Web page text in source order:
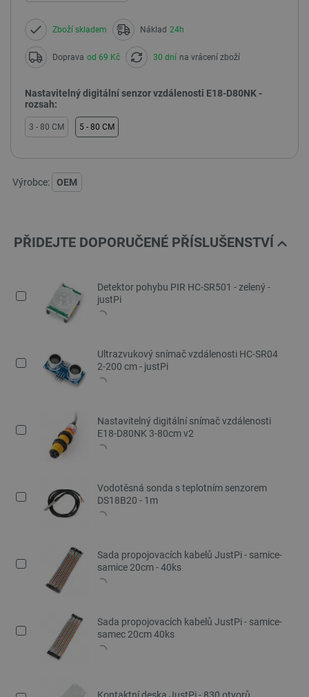
Zboží skladem Náklad 24h
Doprava od 69 Kč 30 dní na vrácení zboží
Nastavitelný digitální senzor vzdálenosti E18-D80NK -
rozsah:
3 - 80 CM 5 - 80 CM
Výrobce: OEM
PŘIDEJTE DOPORUČENÉ PŘÍSLUŠENSTVÍ
Detektor pohybu PIR HC-SR501 - zelený -
justPi
Ultrazvukový snímač vzdálenosti HC-SR04
2-200 cm - justPi
Nastavitelný digitální snímač vzdálenosti
E18-D80NK 3-80cm v2
Vodotěsná sonda s teplotním senzorem
DS18B20 - 1m
Sada propojovacích kabelů JustPi - samice-
samice 20cm - 40ks
Sada propojovacích kabelů JustPi - samice-
samec 20cm 40ks